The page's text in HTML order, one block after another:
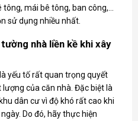
mái bê tông, ban công,…
sử dụng nhiều nhất.
nhà liền kề khi xây
yếu tố rất quan trọng quyết
của căn nhà. Đặc biệt là
dân cư vì độ khó rất cao khi
Do đó, hãy thực hiện